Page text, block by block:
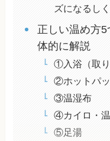
ズになるし
正しい温め方
体的に解説
①入浴（取り
②ホットパ
③温湿布
④カイロ・
⑤足湯